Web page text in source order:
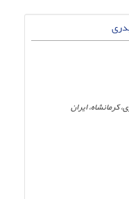
کرمانشاه، ایران